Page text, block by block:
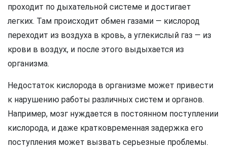
проходит по дыхательной системе и достигает
легких. Там происходит обмен газами — кислород
переходит из воздуха в кровь, а углекислый газ — из
крови в воздух, и после этого выдыхается из
организма.
Недостаток кислорода в организме может привести
к нарушению работы различных систем и органов.
Например, мозг нуждается в постоянном поступлении
кислорода, и даже кратковременная задержка его
поступления может вызвать серьезные проблемы.